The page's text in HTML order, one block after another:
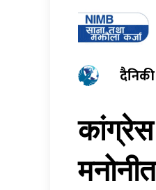
दैनिकी
कांग्रेस